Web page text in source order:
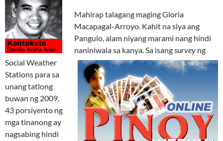
Mahirap talagang maging Gloria
Macapagal-Arroyo. Kahit na siya ang
Pangulo, alam niyang marami nang hindi
naniniwala sa kanya. Sa isangsurvey ng
Social Weather
Stations para sa
unang tatlong
buwan ng 2009,
43 porsiyento ng
mga tinanong ay
nagsabing hindi